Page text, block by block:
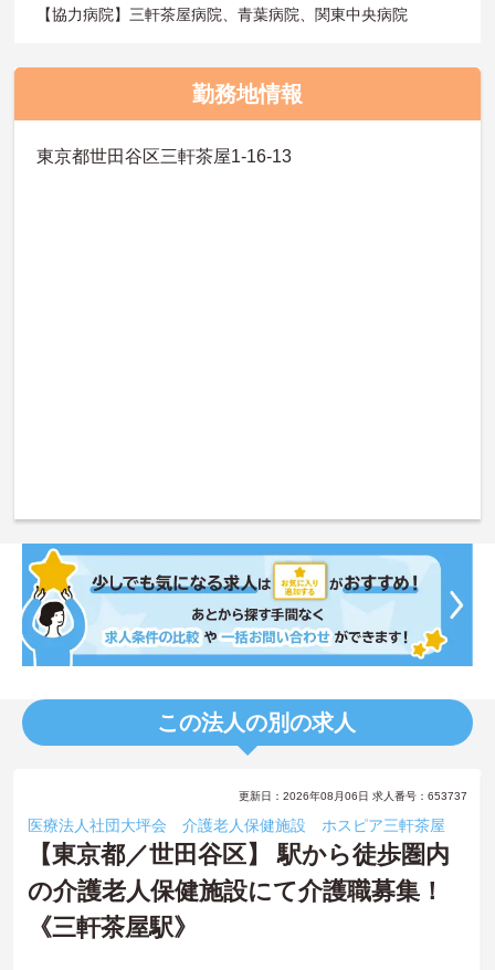
【協力病院】三軒茶屋病院、青葉病院、関東中央病院
勤務地情報
東京都世田谷区三軒茶屋1-16-13
この法人の別の求人
更新日：2026年08月06日 求人番号：653737
医療法人社団大坪会 介護老人保健施設 ホスピア三軒茶屋
【東京都／世田谷区】 駅から徒歩圏内
の介護老人保健施設にて介護職募集！
《三軒茶屋駅》